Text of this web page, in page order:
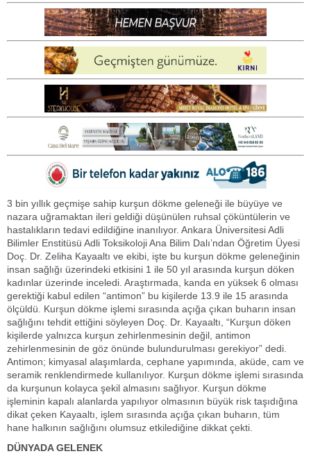
3 bin yıllık geçmişe sahip kurşun dökme geleneği ile büyüye ve
nazara uğramaktan ileri geldiği düşünülen ruhsal çöküntülerin ve
hastalıkların tedavi edildiğine inanılıyor. Ankara Üniversitesi Adli
Bilimler Enstitüsü Adli Toksikoloji Ana Bilim Dalı’ndan Öğretim Üyesi
Doç. Dr. Zeliha Kayaaltı ve ekibi, işte bu kurşun dökme geleneğinin
insan sağlığı üzerindeki etkisini 1 ile 50 yıl arasında kurşun döken
kadınlar üzerinde inceledi. Araştırmada, kanda en yüksek 6 olması
gerektiği kabul edilen “antimon” bu kişilerde 13.9 ile 15 arasında
ölçüldü. Kurşun dökme işlemi sırasında açığa çıkan buharın insan
sağlığını tehdit ettiğini söyleyen Doç. Dr. Kayaaltı, “Kurşun döken
kişilerde yalnızca kurşun zehirlenmesinin değil, antimon
zehirlenmesinin de göz önünde bulundurulması gerekiyor” dedi.
Antimon; kimyasal alaşımlarda, cephane yapımında, aküde, cam ve
seramik renklendirmede kullanılıyor. Kurşun dökme işlemi sırasında
da kurşunun kolayca şekil almasını sağlıyor. Kurşun dökme
işleminin kapalı alanlarda yapılıyor olmasının büyük risk taşıdığına
dikat çeken Kayaaltı, işlem sırasında açığa çıkan buharın, tüm
hane halkının sağlığını olumsuz etkilediğine dikkat çekti.
DÜNYADA GELENEK